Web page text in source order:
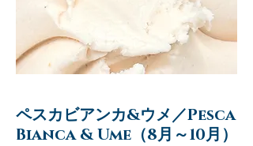
ペスカビアンカ&ウメ／Pesca
Bianca & Ume（8月～10月）